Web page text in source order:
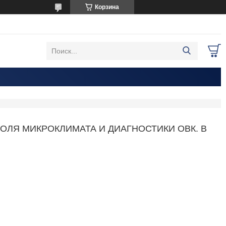
Корзина
МИКРОКЛИМАТА И ДИАГНОСТИКИ ОВК. В